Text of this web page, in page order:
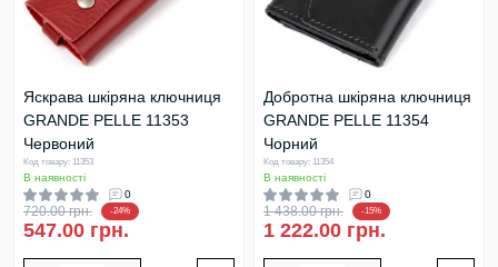
Яскрава шкіряна ключниця
GRANDE PELLE 11353
Червоний
Код товару: 11353
В наявності
0
720.00 грн. -24%
547.00 грн.
Добротна шкіряна ключниця
GRANDE PELLE 11354
Чорний
Код товару: 11354
В наявності
0
1 438.00 грн. -15%
1 222.00 грн.